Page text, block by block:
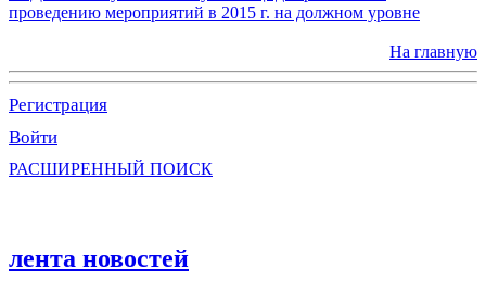
проведению мероприятий в 2015 г. на должном уровне
На главную
Регистрация
Войти
РАСШИРЕННЫЙ ПОИСК
лента новостей